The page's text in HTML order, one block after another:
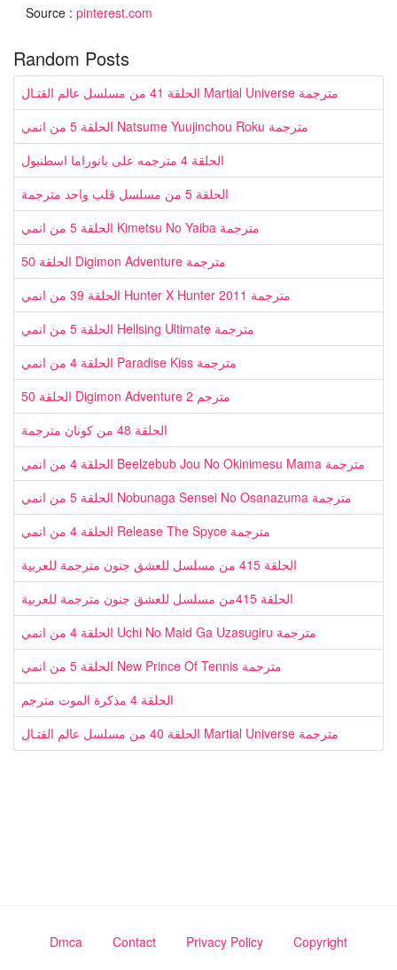
Source : pinterest.com
Random Posts
الحلقة 41 من مسلسل عالم القتـال Martial Universe مترجمة
الحلقة 5 من انمي Natsume Yuujinchou Roku مترجمة
الحلقة 4 مترجمه على بانوراما اسطنبول
الحلقة 5 من مسلسل قلب واحد مترجمة
الحلقة 5 من انمي Kimetsu No Yaiba مترجمة
الحلقة 50 Digimon Adventure مترجمة
الحلقة 39 من انمي Hunter X Hunter 2011 مترجمة
الحلقة 5 من انمي Hellsing Ultimate مترجمة
الحلقة 4 من انمي Paradise Kiss مترجمة
الحلقة 50 Digimon Adventure 2 مترجم
الحلقة 48 من كونان مترجمة
الحلقة 4 من انمي Beelzebub Jou No Okinimesu Mama مترجمة
الحلقة 5 من انمي Nobunaga Sensei No Osanazuma مترجمة
الحلقة 4 من انمي Release The Spyce مترجمة
الحلقة 415 من مسلسل للعشق جنون مترجمة للعربية
الحلقة 415من مسلسل للعشق جنون مترجمة للعربية
الحلقة 4 من انمي Uchi No Maid Ga Uzasugiru مترجمة
الحلقة 5 من انمي New Prince Of Tennis مترجمة
الحلقة 4 مذكرة الموت مترجم
الحلقة 40 من مسلسل عالم القتـال Martial Universe مترجمة
Dmca Contact Privacy Policy Copyright